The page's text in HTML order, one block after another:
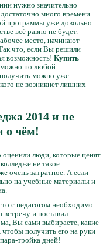
нужно значительно
много времени.
программы уже довольно
всё равно не будет.
место, начинают
что, если Вы решили
возможность! Купить
можно по любой
получить можно уже
не возникнет лишних
2014 и не
о чём!
люди, которые ценят
не такое
очень затратное. А если
на учебные материалы и
с педагогом необходимо
и поставил
Вы сами выбираете, какие
получить его на руки
тройка дней!